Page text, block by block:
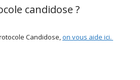
candidose ?
Candidose,on vous aide ici.